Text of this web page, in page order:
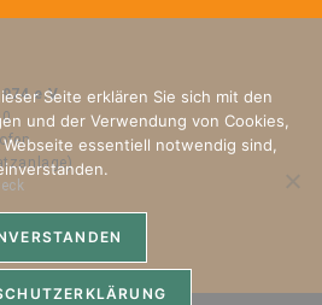
e.V.
Seite erklären Sie sich mit den
und der Verwendung von Cookies,
essentiell notwendig sind,